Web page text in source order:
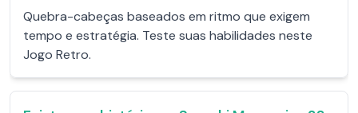
Quebra-cabeças baseados em ritmo que exigem
tempo e estratégia. Teste suas habilidades neste
Jogo Retro.